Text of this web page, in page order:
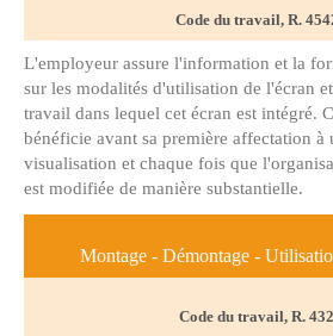
Code du travail, R.
L'employeur assure l'information et la
sur les modalités d'utilisation de l'écran
travail dans lequel cet écran est intégré.
bénéficie avant sa première affectation à
visualisation et chaque fois que
est modifiée de manière substantielle.
Montage - Démontage -
Code du travail, R.